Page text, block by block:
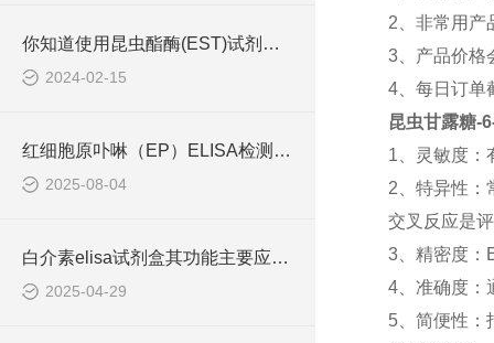
你知道使用昆虫酯酶(EST)试剂盒的方法吗？
2024-02-15
红细胞原卟啉（EP）ELISA检测试剂盒工作原理
2025-08-04
白介素elisa试剂盒其功能主要应用领域
2025-04-29
2、非常用产
3、产品价格
4、每日订单
昆虫甘露糖-
1、灵敏度：
2、特异性：
交叉反应是
3、精密度：
4、准确度：
5、简便性：